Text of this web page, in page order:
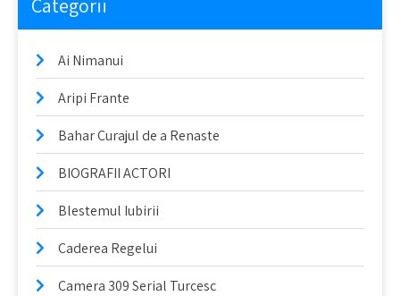
Categorii
Ai Nimanui
Aripi Frante
Bahar Curajul de a Renaste
BIOGRAFII ACTORI
Blestemul Iubirii
Caderea Regelui
Camera 309 Serial Turcesc